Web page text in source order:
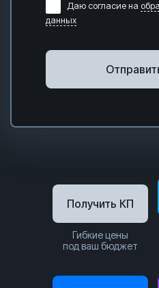
Даю согласие на
данных
Получить КП
Гибкие цены
под ваш бюджет